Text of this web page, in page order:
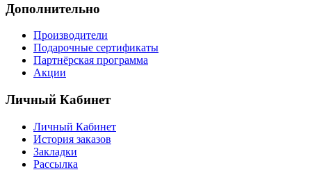
Дополнительно
Производители
Подарочные сертификаты
Партнёрская программа
Акции
Личный Кабинет
Личный Кабинет
История заказов
Закладки
Рассылка